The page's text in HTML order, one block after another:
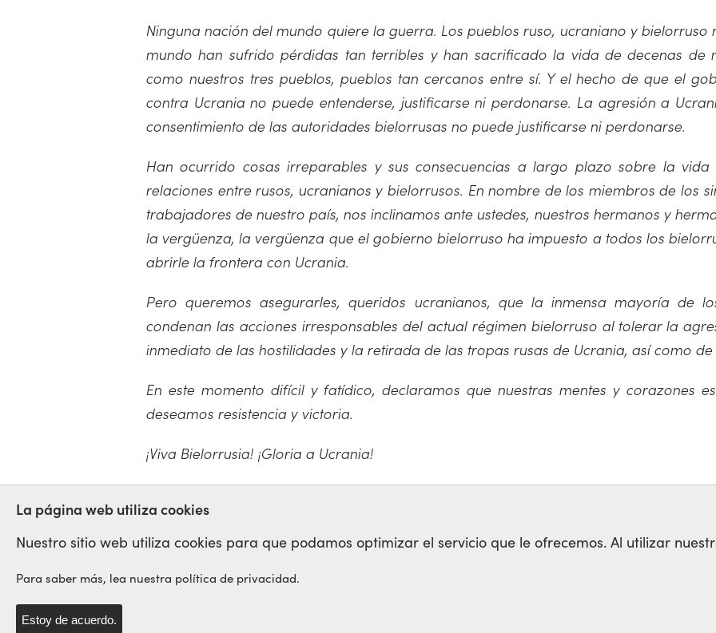
Ninguna nación del mundo quiere la guerra. Los pueblos ruso, ucraniano y bielorruso
mundo han sufrido pérdidas tan terribles y han sacrificado la vida de decenas de
como nuestros tres pueblos, pueblos tan cercanos entre sí. Y el hecho de que el
contra Ucrania no puede entenderse, justificarse ni perdonarse. La agresión a
consentimiento de las autoridades bielorrusas no puede justificarse ni perdonarse.
Han ocurrido cosas irreparables y sus consecuencias a largo plazo sobre la
relaciones entre rusos, ucranianos y bielorrusos. En nombre de los miembros de los
trabajadores de nuestro país, nos inclinamos ante ustedes, nuestros hermanos y
la vergüenza, la vergüenza que el gobierno bielorruso ha impuesto a todos los
abrirle la frontera con Ucrania.
Pero queremos asegurarles, queridos ucranianos, que la inmensa mayoría de
condenan las acciones irresponsables del actual régimen bielorruso al tolerar la
inmediato de las hostilidades y la retirada de las tropas rusas de Ucrania, así como de
En este momento difícil y fatídico, declaramos que nuestras mentes y corazones
deseamos resistencia y victoria.
¡Viva Bielorrusia! ¡Gloria a Ucrania!
BIELORUSSIA
Red Sindical Internacional
de Solidaridad y de Luchas
La página web utiliza cookies
Nuestro sitio web utiliza cookies para que podamos optimizar el servicio que le ofrecemos. Al utilizar
Para saber más, lea nuestra política de privacidad.
Estoy de acuerdo.